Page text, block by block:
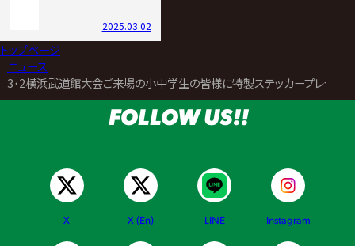
2025.03.02
トップページ
ニュース
3･2横浜武道館大会ご来場の小中学生の皆様に特製ステッカープレゼント
FOLLOW US!!
X X (En) LINE Instagram